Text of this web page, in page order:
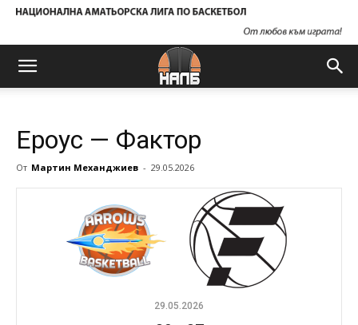
Ероус — Фактор
От Мартин Механджиев - 29.05.2026
29.05.2026